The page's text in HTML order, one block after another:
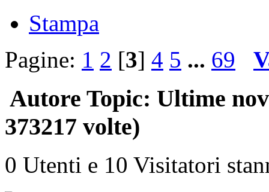
Stampa
Pagine: 1 2 [3] 4 5 ... 69
Autore Topic: Ultime
373217 volte)
0 Utenti e 10 Visitatori